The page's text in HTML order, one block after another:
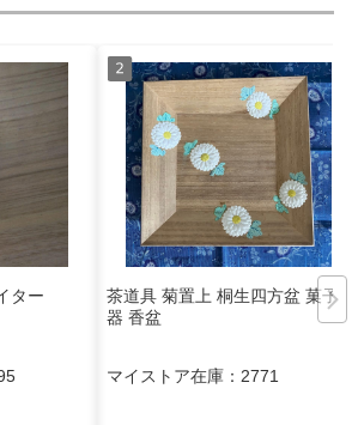
ター
茶道具 菊置上 桐生四方盆 菓子
器 香盆
マイストア在庫： 2771